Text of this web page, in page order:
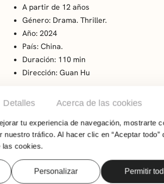
Detalles Acerca de las cookies
tu experiencia de navegación, mostrarte
nuestro tráfico. Al hacer clic en “Aceptar todo”
las cookies.
Personalizar Permitir
A partir de 12 años
Género: Drama. Thriller.
Año: 2024
País: China.
Duración: 110 min
Dirección: Guan Hu
de los Juegos Olímpicos de Pekín, Lang, un
perro negro desvalido que le acompañará
que un día fue un hogar.